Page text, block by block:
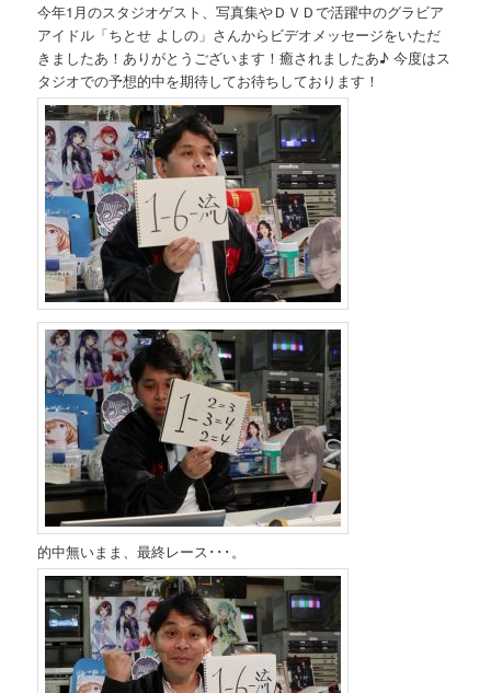
今年1月のスタジオゲスト、写真集やＤＶＤで活躍中のグラビア
アイドル「ちとせ よしの」さんからビデオメッセージをいただ
きましたあ！ありがとうございます！癒されましたあ♪ 今度はス
タジオでの予想的中を期待してお待ちしております！
的中無いまま、最終レース･･･。